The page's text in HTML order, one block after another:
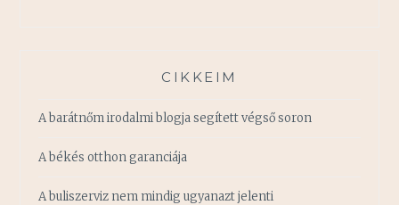
CIKKEIM
A barátnőm irodalmi blogja segített végső soron
A békés otthon garanciája
A buliszerviz nem mindig ugyanazt jelenti